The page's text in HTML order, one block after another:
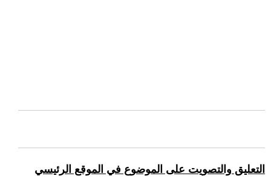
التعليق والتصويت على الموضوع في الموقع الرئيسي